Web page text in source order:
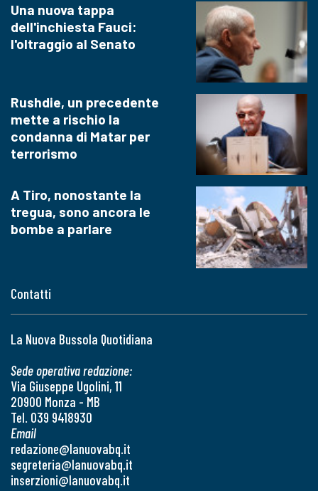
Contatti
La Nuova Bussola Quotidiana
Sede operativa redazione:
Via Giuseppe Ugolini, 11
20900 Monza - MB
Tel. 039 9418930
Email
redazione@lanuovabq.it
segreteria@lanuovabq.it
inserzioni@lanuovabq.it
Una nuova tappa
dell'inchiesta Fauci:
l'oltraggio al Senato
Rushdie, un precedente
mette a rischio la
condanna di Matar per
terrorismo
A Tiro, nonostante la
tregua, sono ancora le
bombe a parlare